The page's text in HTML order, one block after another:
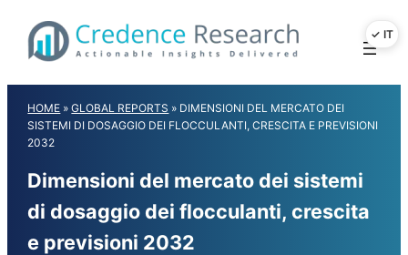
content
HOME »GLOBAL REPORTS » DIMENSIONI DEL MERCATO DEI
SISTEMI DI DOSAGGIO DEI FLOCCULANTI, CRESCITA E PREVISIONI
2032
Dimensioni del mercato dei sistemi
di dosaggio dei flocculanti, crescita
e previsioni 2032